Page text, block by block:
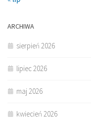
ARCHIWA
sierpień 2026
lipiec 2026
maj 2026
kwiecień 2026